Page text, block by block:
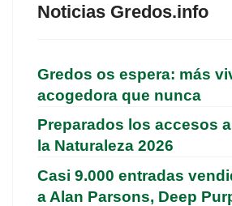
Noticias Gredos.info
Gredos os espera: más
acogedora que nunca
Preparados los accesos
la Naturaleza 2026
Casi 9.000 entradas
a Alan Parsons, Deep